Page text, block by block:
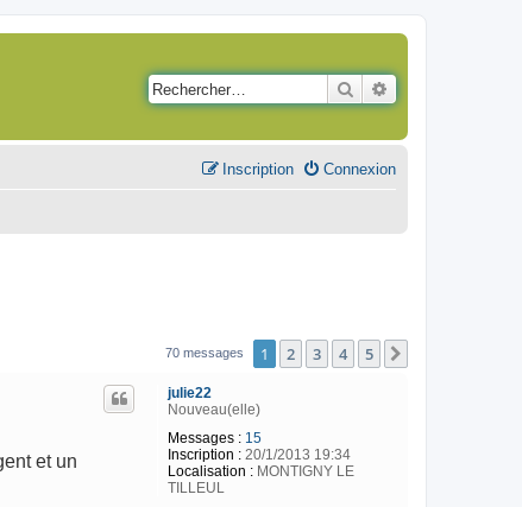
Rechercher
Connexion
Inscription
70 messages 1 2 3 4 5
julie22
Nouveau(elle)
Messages : 15
Inscription : 20/1/2013 19:34
Localisation : MONTIGNY LE
TILLEUL
et un